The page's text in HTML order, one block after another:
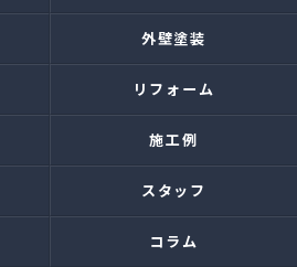
外壁塗装
リフォーム
施工例
スタッフ
コラム